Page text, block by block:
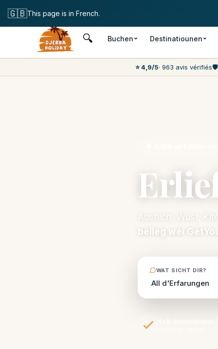
🔍 Buchen Destinatiounen
⭐ 4,9/5· 963 avis vérifiés🛡️
Ausflich, Wüst,
bëlleg wéi
WAT SICHT DIR?
🇬🇧This page is in French.